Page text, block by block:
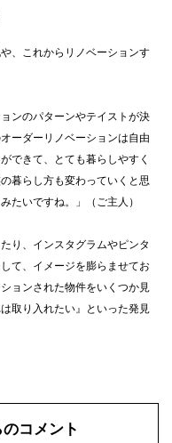
、これからリノベーションす
ンのパターンやテイストが決
ーダーリノベーションは自由
できて、とても暮らしやすく
暮らし方も変わっていくと思
たいですね。」（ご主人）
り、インスタグラムやピンタ
て、イメージを膨らませてお
ョンされた物件をいくつか見
取り入れたい』といった発見
コメント